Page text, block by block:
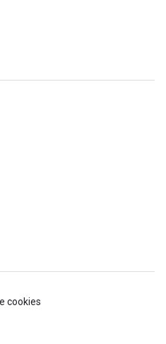
cookies